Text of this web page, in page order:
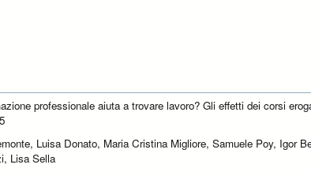
professionale aiuta a trovare lavoro? Gli effetti dei corsi
Luisa Donato, Maria Cristina Migliore, Samuele Poy, Igor
Lisa Sella